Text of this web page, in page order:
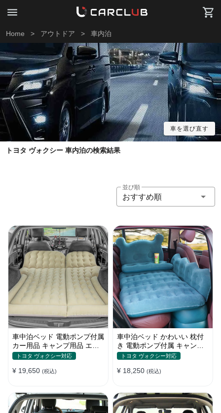
Home > アウトドア > 車内泊
車を選び直す
トヨタ ヴォクシー 車内泊の検索結果
並び順
おすすめ順
車中泊ベッド 電動ポンプ付属
カー用品 キャンプ用品 エア
ーベッド SUV車 普通車適用
トヨタ ヴォクシー対応
¥ 19,650 (税込)
車中泊ベッド かわいい 枕付
き 電動ポンプ付属 キャンプ
用品 エアーベッド 普通車
トヨタ ヴォクシー対応
¥ 18,250 (税込)